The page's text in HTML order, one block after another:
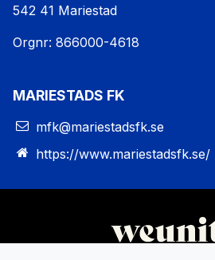
542 41 Mariestad
Orgnr: 866000-4618
MARIESTADS FK
mfk@mariestadsfk.se
https://www.mariestadsfk.se/